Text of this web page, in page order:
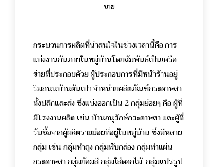
ขาย
กระบวนการผลิตที่น่าสนใจในช่วงเวลานี้คือ การ
แบ่งงานกันภายในหมู่บ้านโดยสัมพันธ์เป็นเครือ
ข่ายที่ประกอบด้วย ผู้ประกอบการที่มีหน้าร้านอยู่
ริมถนนบ้านต้นเปา จำหน่ายผลิตภัณฑ์กระดาษสา
ทั้งปลีกและส่ง ซึ่งแบ่งออกเป็น 2 กลุ่มย่อยๆ คือ ผู้ที่
มีโรงงานผลิต เช่น บ้านอนุรักษ์กระดาษสา และผู้ที่
รับซื้อจากผู้ผลิตรายย่อยที่อยู่ในหมู่บ้าน ซึ่งมีหลาย
กลุ่ม เช่น กลุ่มทำถุง กลุ่มพับกล่อง กลุ่มทำแผ่น
กระดาษสา กลุ่มย้อมสี กลุ่มใส่ดอกไม้ กลุ่มแปรรูป